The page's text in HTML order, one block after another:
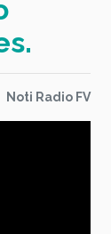
Noti Radio FV